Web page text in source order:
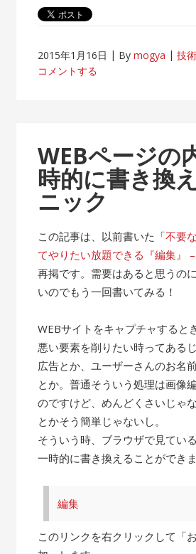
2015年1月16日 Bymogya
技
コメントする
WEBページの
時的に書き換
ニック
この記事は、以前書いた「不要
てやりたい放題できる『編集』
再掲です。需要はあると思うの
いのでもう一回書いてみる！
WEBサイトをキャプチャすると
悪い要素を削りたい時ってある
広告とか、ユーザーさんのお名
とか。普通そういう処理は画像
のですけど、めんどくさいじゃ
とかそう簡単じゃないし。
そういう時、ブラウザで見てい
一時的に書き換えることができま
編集
このリンクを右クリックして「